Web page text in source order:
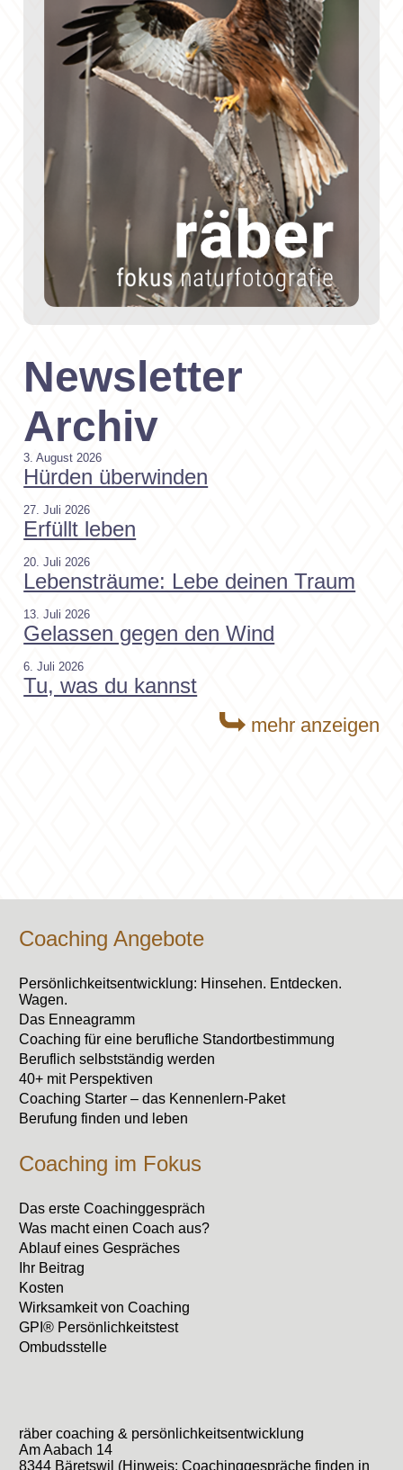
Newsletter
Archiv
3. August 2026
Hürden überwinden
27. Juli 2026
Erfüllt leben
20. Juli 2026
Lebensträume: Lebe deinen Traum
13. Juli 2026
Gelassen gegen den Wind
6. Juli 2026
Tu, was du kannst
mehr anzeigen
Coaching Angebote
Persönlichkeitsentwicklung: Hinsehen. Entdecken.
Wagen.
Das Enneagramm
Coaching für eine berufliche Standortbestimmung
Beruflich selbstständig werden
40+ mit Perspektiven
Coaching Starter – das Kennenlern-Paket
Berufung finden und leben
Coaching im Fokus
Das erste Coachinggespräch
Was macht einen Coach aus?
Ablauf eines Gespräches
Ihr Beitrag
Kosten
Wirksamkeit von Coaching
GPI® Persönlichkeitstest
Ombudsstelle
räber coaching & persönlichkeitsentwicklung
Am Aabach 14
8344 Bäretswil (Hinweis: Coachinggespräche finden in